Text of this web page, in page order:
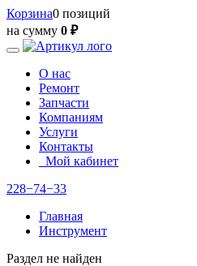
Корзина0 позиций
на сумму 0 ₽
О нас
Ремонт
Запчасти
Компаниям
Услуги
Контакты
Мой кабинет
228−74−33
Главная
Инструмент
Раздел не найден